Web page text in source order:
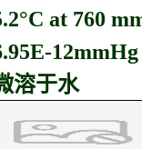
at 760
12mmHg
溶于水